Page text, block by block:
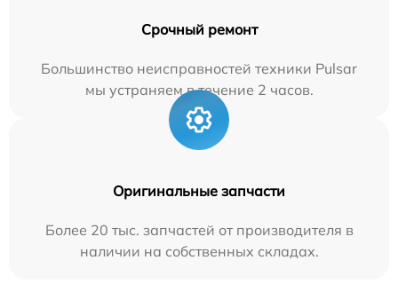
Срочный ремонт
Большинство неисправностей техники Pulsar
мы устраняем в течение 2 часов.
Оригинальные запчасти
Более 20 тыс. запчастей от производителя в
наличии на собственных складах.